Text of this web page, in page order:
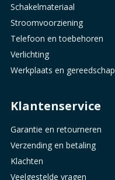
Schakelmateriaal
Stroomvoorziening
Telefoon en toebehoren
Verlichting
Werkplaats en gereedschap
Klantenservice
Garantie en retourneren
Verzending en betaling
Klachten
Veelgestelde vragen